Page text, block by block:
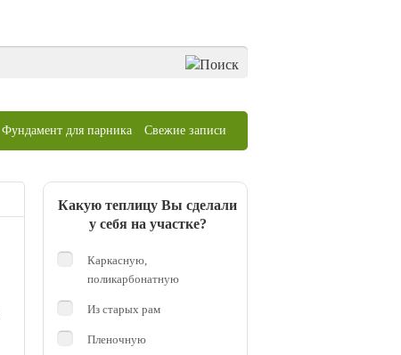
Фундамент для парника Свежие записи
Какую теплицу Вы сделали
у себя на участке?
Каркасную,
поликарбонатную
Из старых рам
Пленочную